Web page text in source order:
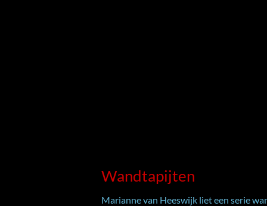
Wandtapijten
Marianne van Heeswijk liet een serie